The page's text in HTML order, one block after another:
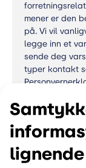
mener er den
på. Vi vil
legge inn et
sende deg
typer kontakt
13. Komtakt
Hvis du har
kan du
Vedlegg 1: